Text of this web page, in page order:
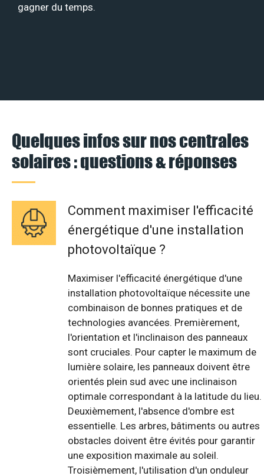
gagner du temps.
Quelques infos sur nos centrales
solaires : questions & réponses
Comment maximiser l'efficacité
énergétique d'une installation
photovoltaïque ?
Maximiser l'efficacité énergétique d'une
installation photovoltaïque nécessite une
combinaison de bonnes pratiques et de
technologies avancées. Premièrement,
l'orientation et l'inclinaison des panneaux
sont cruciales. Pour capter le maximum de
lumière solaire, les panneaux doivent être
orientés plein sud avec une inclinaison
optimale correspondant à la latitude du lieu.
Deuxièmement, l'absence d'ombre est
essentielle. Les arbres, bâtiments ou autres
obstacles doivent être évités pour garantir
une exposition maximale au soleil.
Troisièmement, l'utilisation d'un onduleur